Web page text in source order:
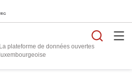
La plateforme de données ouvertes